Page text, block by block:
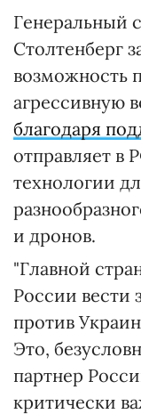
Генеральный
Столтенберг
возможность
агрессивную
благодаря
отправляет в
технологии
и дронов.
"Главной
России вести
против
Это,
партнер
критически